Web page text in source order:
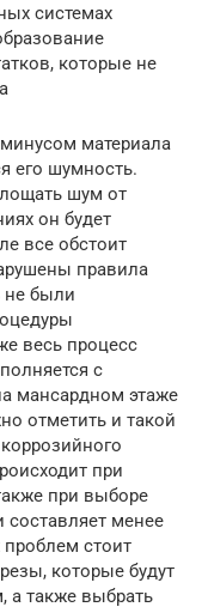
системах
которые не
материала
его шумность.
шум от
он будет
все обстоит
правила
не были
весь процесс
с
мансардном этаже
отметить и такой
при
при выборе
менее
стоит
которые будут
а также выбрать